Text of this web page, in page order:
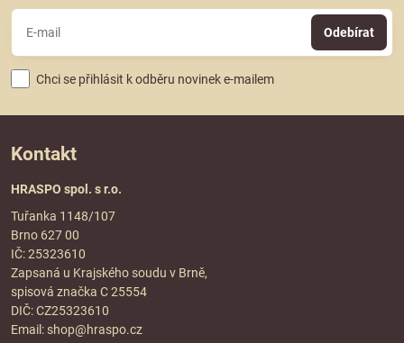
Odebírat
Chci se přihlásit k odběru novinek e-mailem
Kontakt
HRASPO spol. s r.o.
Tuřanka 1148/107
Brno 627 00
IČ: 25323610
Zapsaná u Krajského soudu v Brně,
spisová značka C 25554
DIČ: CZ25323610
Email: shop@hraspo.cz